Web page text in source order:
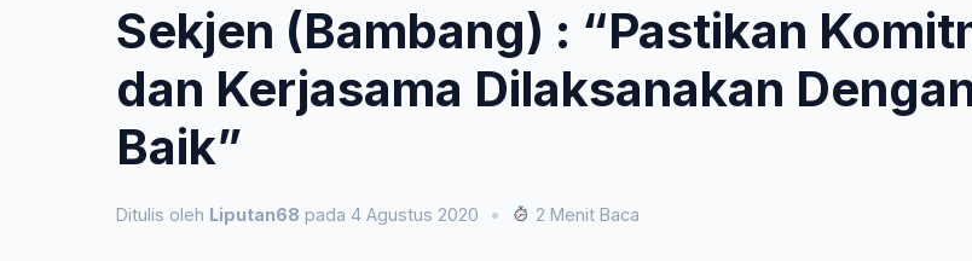
Sekjen (Bambang) : “Pastikan
dan Kerjasama Dilaksanakan
Baik”
Ditulis oleh Liputan68 pada 4 Agustus 2020 • 2 Menit Baca